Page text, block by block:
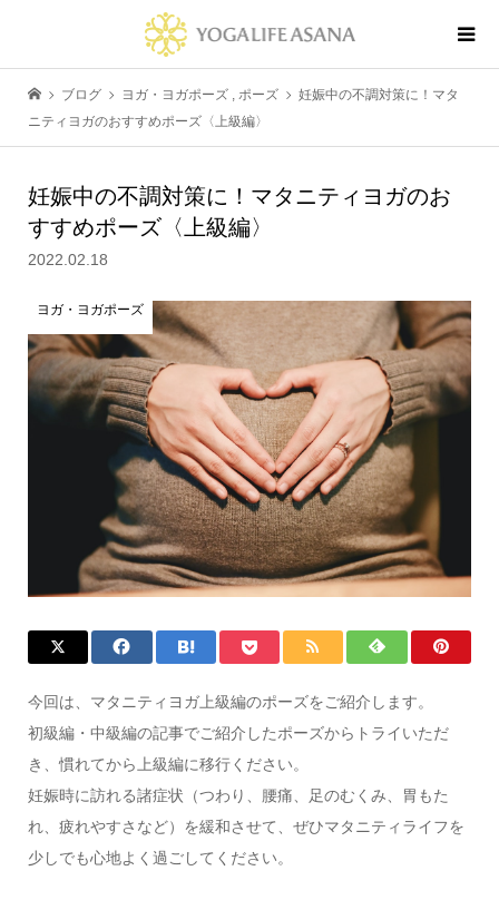
ブログ ヨガ・ヨガポーズ , ポーズ
妊娠中の不調対策に！マタ
ニティヨガのおすすめポーズ〈上級編〉
妊娠中の不調対策に！マタニティヨガのお
すすめポーズ〈上級編〉
2022.02.18
ヨガ・ヨガポーズ
今回は、マタニティヨガ上級編のポーズをご紹介します。
初級編・中級編の記事でご紹介したポーズからトライいただ
き、慣れてから上級編に移行ください。
妊娠時に訪れる諸症状（つわり、腰痛、足のむくみ、胃もた
れ、疲れやすさなど）を緩和させて、ぜひマタニティライフを
少しでも心地よく過ごしてください。